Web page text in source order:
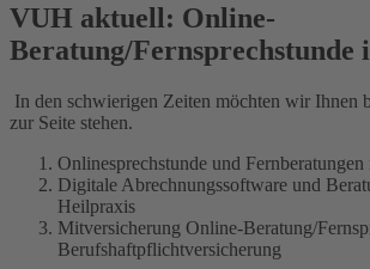
VUH aktuell: Online-
Beratung/Fernsprechstunde
In den schwierigen Zeiten möchten wir Ihnen
zur Seite stehen.
Onlinesprechstunde und
Digitale Abrechnungssoftware und
Heilpraxis
Mitversicherung Online-Beratung/
Berufshaftpflichtversicherung